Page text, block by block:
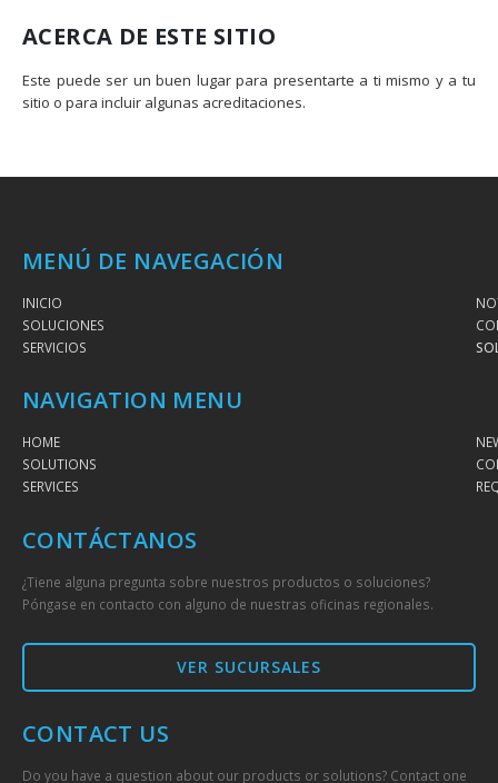
ACERCA DE ESTE SITIO
Este puede ser un buen lugar para presentarte a ti mismo y a tu
sitio o para incluir algunas acreditaciones.
MENÚ DE NAVEGACIÓN
INICIO
SOLUCIONES
SERVICIOS
NAVIGATION MENU
HOME
SOLUTIONS
SERVICES
CONTÁCTANOS
¿Tiene alguna pregunta sobre nuestros productos o soluciones?
Póngase en contacto con alguno de nuestras oficinas regionales.
VER SUCURSALES
CONTACT US
Do you have a question about our products or solutions? Contact one